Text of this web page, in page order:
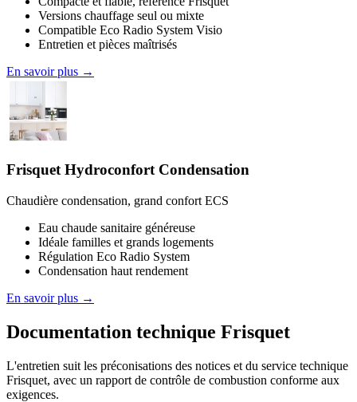
Versions chauffage seul ou mixte
Compatible Eco Radio System Visio
Entretien et pièces maîtrisés
En savoir plus →
Frisquet Hydroconfort Condensation
Chaudière condensation, grand confort ECS
Eau chaude sanitaire généreuse
Idéale familles et grands logements
Régulation Eco Radio System
Condensation haut rendement
En savoir plus →
Documentation technique Frisquet
L'entretien suit les préconisations des notices et du service technique
Frisquet, avec un rapport de contrôle de combustion conforme aux
exigences.